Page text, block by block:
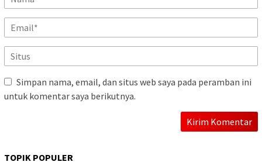
Simpan nama, email, dan situs web saya pada peramban ini
untuk komentar saya berikutnya.
TOPIK POPULER